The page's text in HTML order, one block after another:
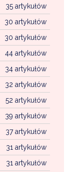
35 artykułów
30 artykułów
30 artykułów
44 artykułów
34 artykułów
32 artykułów
52 artykułów
39 artykułów
37 artykułów
31 artykułów
31 artykułów